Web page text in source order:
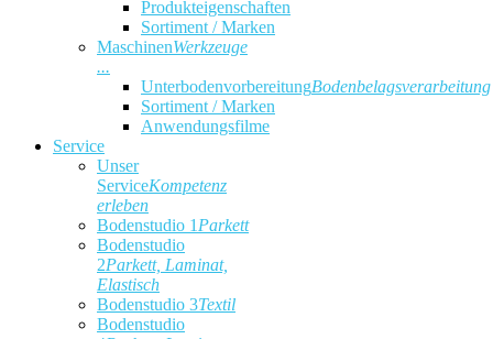
Produkteigenschaften
Sortiment / Marken
MaschinenWerkzeuge
...
UnterbodenvorbereitungBodenbelagsverarbeitung
Sortiment / Marken
Anwendungsfilme
Service
Unser
ServiceKompetenz
erleben
Bodenstudio 1 Parkett
Bodenstudio
2Parkett, Laminat,
Elastisch
Bodenstudio 3Textil
Bodenstudio